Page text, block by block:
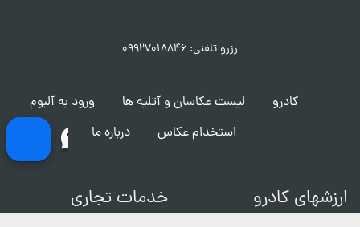
رزرو تلفنی: ۰۹۹۲۷۰۱۸۸۴۶
کادرو لیست عکاسان و آتلیه ها
ورود به آلبوم
استخدام عکاس
درباره ما
ارزشهای کادرو خدمات تجاری